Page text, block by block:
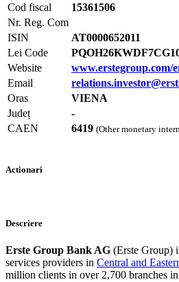
Cod fiscal
15361506
Nr. Reg. Com
ISIN
AT0000652011
Lei Code
Website
www.erstegroup.com/
Email
Oras
VIENA
Județ
-
CAEN
6419 (Other monetary
Actionari
Descriere
Erste Group Bank AG (Erste Group)
services providers in Central and
million clients in over 2,700 branches